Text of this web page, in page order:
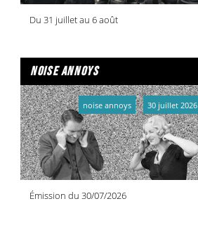
Du 31 juillet au 6 août
noise annoys
Émission du 30/07/2026
noise annoys 30 juillet 2026